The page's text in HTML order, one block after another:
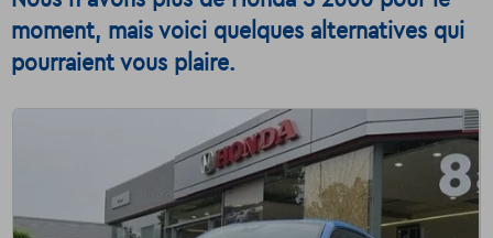
moment, mais voici quelques alternatives qui
pourraient vous plaire.